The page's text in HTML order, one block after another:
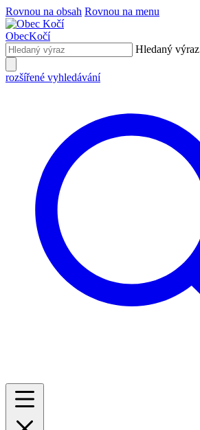
Rovnou na obsah Rovnou na menu
ObecKočí
Hledaný výraz
rozšířené vyhledávání